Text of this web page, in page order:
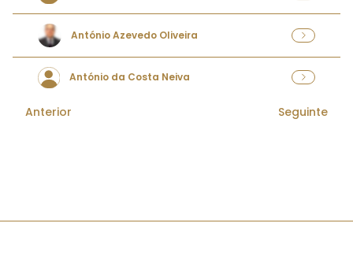
António Azevedo Oliveira
António da Costa Neiva
Anterior Seguinte